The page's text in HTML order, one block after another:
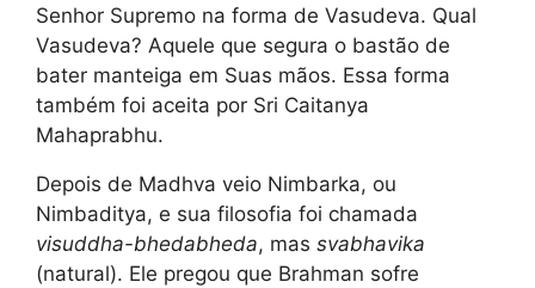
Senhor Supremo na forma de Vasudeva. Qual
Vasudeva? Aquele que segura o bastão de
bater manteiga em Suas mãos. Essa forma
também foi aceita por Sri Caitanya
Mahaprabhu.
Depois de Madhva veio Nimbarka, ou
Nimbaditya, e sua filosofia foi chamada
visuddha-bhedabheda, mas svabhavika
(natural). Ele pregou que Brahman sofre